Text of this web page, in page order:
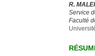
R.
Service
Faculté